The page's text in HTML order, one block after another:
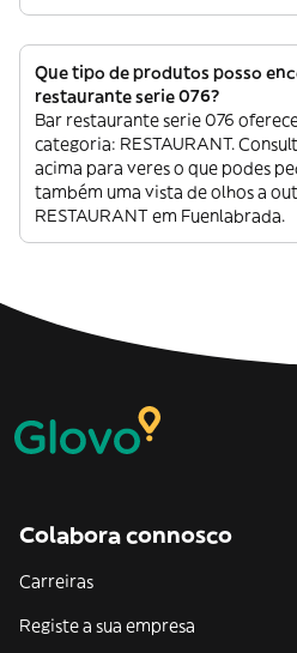
Que tipo de produtos posso
restaurante serie 076?
Bar restaurante serie 076
categoria: RESTAURANT.
acima para veres o que podes
também uma vista de olhos a
RESTAURANT em Fuenlabrada.
Colabora connosco
Carreiras
Registe a sua empresa